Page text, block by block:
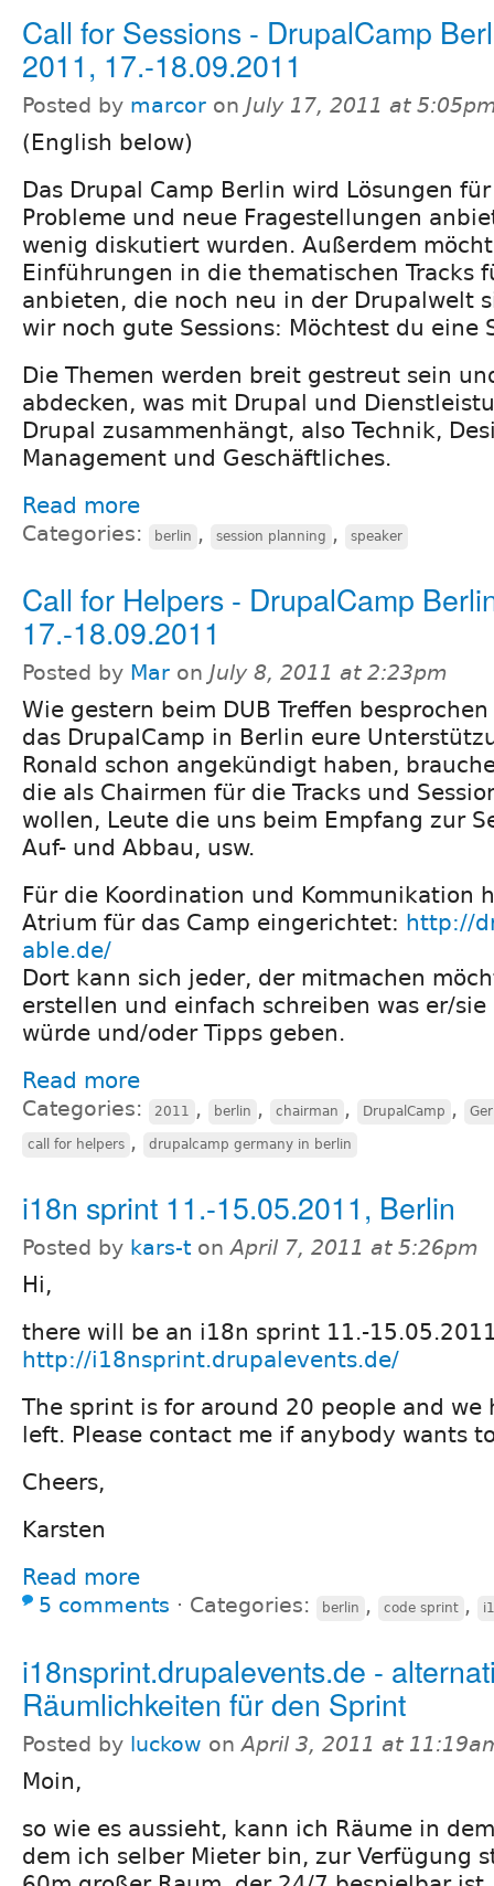
Call for Sessions - DrupalCamp
2011, 17.-18.09.2011
Posted by marcor on July 17, 2011 at
(English below)
Das Drupal Camp Berlin wird Lösungen
Probleme und neue Fragestellungen
wenig diskutiert wurden. Außerdem
Einführungen in die thematischen Tracks
anbieten, die noch neu in der Drupalwelt
wir noch gute Sessions: Möchtest du eine
Die Themen werden breit gestreut sein
abdecken, was mit Drupal und
Drupal zusammenhängt, also Technik,
Management und Geschäftliches.
Read more
Categories: berlin , session planning , speaker
Call for Helpers - DrupalCamp
17.-18.09.2011
Posted by Mar on July 8, 2011 at 2:23pm
Wie gestern beim DUB Treffen
das DrupalCamp in Berlin eure
Ronald schon angekündigt haben,
die als Chairmen für die Tracks und
wollen, Leute die uns beim Empfang zur
Auf- und Abbau, usw.
Für die Koordination und Kommunikation
Atrium für das Camp eingerichtet: http://
able.de/
Dort kann sich jeder, der mitmachen
erstellen und einfach schreiben was er/
würde und/oder Tipps geben.
Read more
Categories: 2011 , berlin , chairman , DrupalCamp ,
call for helpers , drupalcamp germany in berlin
i18n sprint 11.-15.05.2011, Berlin
Posted by kars-t onApril 7, 2011 at 5:26pm
Hi,
there will be an i18n sprint 11.-
http://i18nsprint.drupalevents.de/
The sprint is for around 20 people and we
left. Please contact me if anybody wants
Cheers,
Karsten
Read more
5 comments ⋅ Categories: berlin , code sprint ,
i18nsprint.drupalevents.de -
Räumlichkeiten für den Sprint
Posted by luckow onApril 3, 2011 at
Moin,
so wie es aussieht, kann ich Räume in
dem ich selber Mieter bin, zur Verfügung